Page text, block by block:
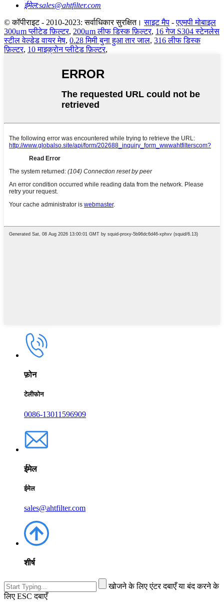
ईमेल:sales@ahtfilter.com
© कॉपीराइट - 2010-2023: सर्वाधिकार सुरक्षित। साइट मैप -एएमपी मोबाइल
300μm प्लीटेड फ़िल्टर, 200μm लीफ डिस्क फ़िल्टर, 16 गेज S304 स्टेनलेस
स्टील वेल्डेड वायर मेष, 0.28 मिमी बुना हुआ तार जाल, 316 लीफ डिस्क
फ़िल्टर, 10 माइक्रोन प्लीटेड फ़िल्टर,
फ़ोन
टेलीफोन
0086-13011596909
ईमेल
ईमेल
sales@ahtfilter.com
शीर्ष
खोजने के लिए एंटर दबाएँ या बंद करने के
लिए ESC दबाएँ